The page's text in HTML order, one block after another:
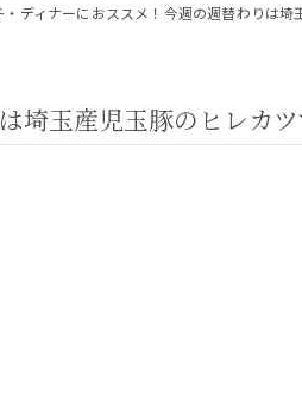
・ディナーにおススメ！今週の週替わりは埼
埼玉産児玉豚のヒレカツ